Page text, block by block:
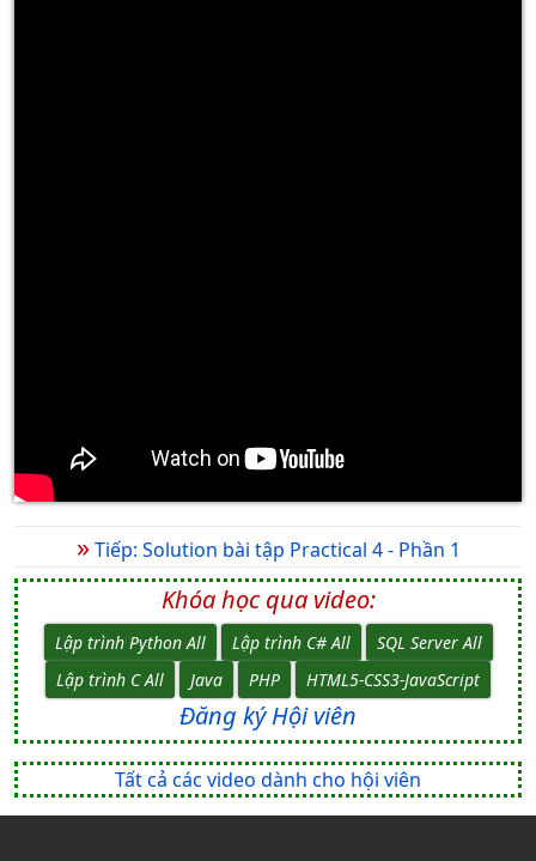
»Tiếp: Solution bài tập Practical 4 - Phần 1
Khóa học qua video:
Lập trình Python All Lập trình C# All
SQL Server All
Lập trình C All
Java PHP HTML5-CSS3-JavaScript
Đăng ký Hội viên
Tất cả các video dành cho hội viên